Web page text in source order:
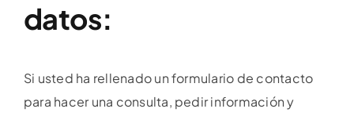
datos:
Si usted ha rellenado un formulario de contacto
para hacer una consulta, pedir información y